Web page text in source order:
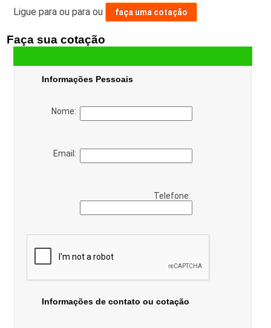
Ligue para ou para ou faça uma cotação
Faça sua cotação
Informações Pessoais
Nome:
Email:
Telefone:
Informações de contato ou cotação